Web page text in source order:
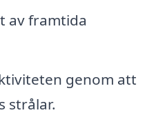
av framtida
genom att
strålar.